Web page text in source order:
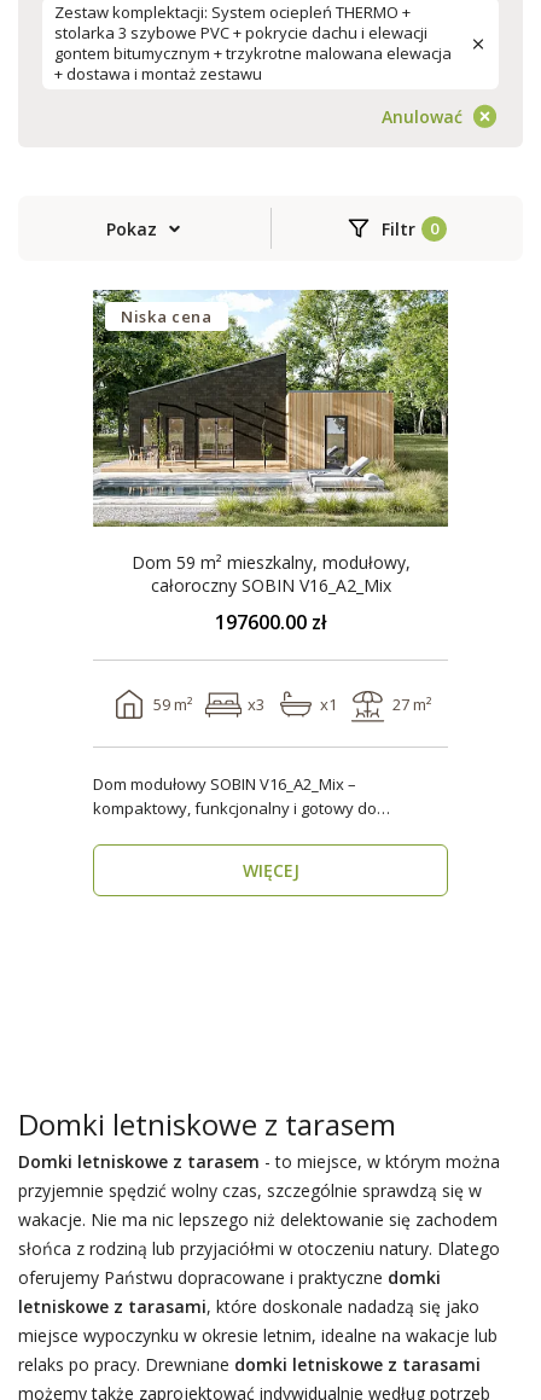
Zestaw komplektacji: System ociepleń THERMO +
stolarka 3 szybowe PVC + pokrycie dachu i elewacji
gontem bitumycznym + trzykrotne malowana elewacja
+ dostawa i montaż zestawu
Anulować
Pokaz Filtr
Niska cena
Dom 59 m² mieszkalny, modułowy,
całoroczny SOBIN V16_A2_Mix
197600.00 zł
59 m² x3 x1 27 m²
Dom modułowy SOBIN V16_A2_Mix –
kompaktowy, funkcjonalny i gotowy do
WIĘCEJ
Domki letniskowe z tarasem
Domki letniskowe z tarasem - to miejsce, w którym można
przyjemnie spędzić wolny czas, szczególnie sprawdzą się w
wakacje. Nie ma nic lepszego niż delektowanie się zachodem
słońca z rodziną lub przyjaciółmi w otoczeniu natury. Dlatego
oferujemy Państwu dopracowane i praktyczne domki
letniskowe z tarasami, które doskonale nadadzą się jako
miejsce wypoczynku w okresie letnim, idealne na wakacje lub
relaks po pracy. Drewniane domki letniskowe z tarasami
możemy także zaprojektować indywidualnie według potrzeb